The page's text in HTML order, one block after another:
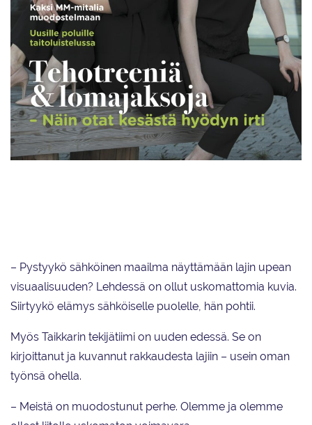
– Pystyykö sähköinen maailma näyttämään lajin upean
visuaalisuuden? Lehdessä on ollut uskomattomia kuvia.
Siirtyykö elämys sähköiselle puolelle, hän pohtii.
Myös Taikkarin tekijätiimi on uuden edessä. Se on
kirjoittanut ja kuvannut rakkaudesta lajiin – usein oman
työnsä ohella.
– Meistä on muodostunut perhe. Olemme ja olemme